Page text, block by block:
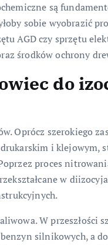
są
sobie wyobrazić
AGD czy sprzętu
środków ochrony
do
Oprócz szerokiego
i klejowym,
proces
w
W przeszłości
silnikowych, a